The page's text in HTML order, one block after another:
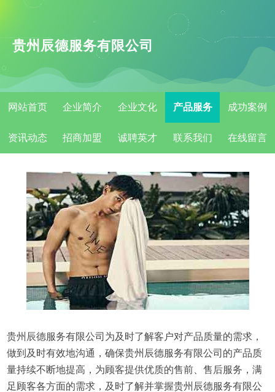
贵州辰德服务有限公司
网站首页 企业简介 企业文化 产品服务 成功案例
资讯动态 招商加盟 诚聘英才 联系我们 在线留言
贵州辰德服务有限公司为及时了解客户对产品质量的需求，
做到及时有效地沟通，确保贵州辰德服务有限公司的产品质
量持续不断地提高，为顾客提供优质的售前、售后服务，满
足顾客各方面的需求，及时了解并掌握贵州辰德服务有限公